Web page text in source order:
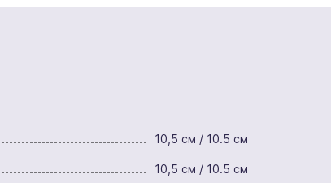
10,5 см / 10.5 см
10,5 см / 10.5 см